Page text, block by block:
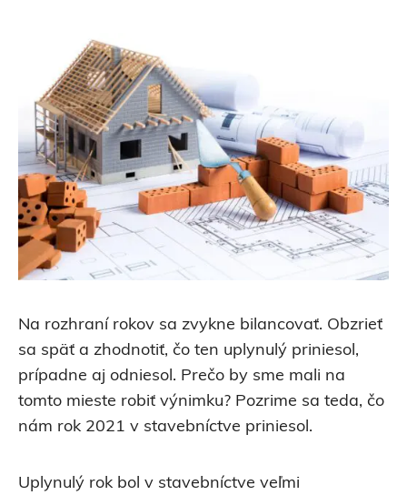
Na rozhraní rokov sa zvykne bilancovať. Obzrieť
sa späť a zhodnotiť, čo ten uplynulý priniesol,
prípadne aj odniesol. Prečo by sme mali na
tomto mieste robiť výnimku? Pozrime sa teda, čo
nám rok 2021 v stavebníctve priniesol.
Uplynulý rok bol v stavebníctve veľmi